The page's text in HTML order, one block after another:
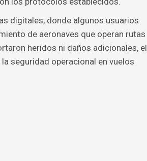
digitales, donde algunos usuarios
de aeronaves que operan rutas
heridos ni daños adicionales, el
seguridad operacional en vuelos